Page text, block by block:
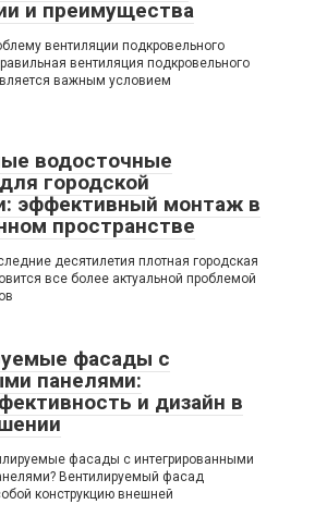
и преимущества
вентиляции подкровельного
вентиляция подкровельного
важным условием
водосточные
городской
эффективный монтаж в
пространстве
десятилетия плотная городская
все более актуальной проблемой
фасады с
панелями:
и дизайн в
фасады с интегрированными
Вентилируемый фасад
конструкцию внешней